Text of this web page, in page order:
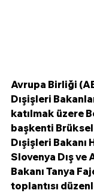
Avrupa Birliği
Dışişleri
katılmak üzere
başkenti
Dışişleri Bakanı
Slovenya Dış ve
Bakanı Tanya
toplantısı